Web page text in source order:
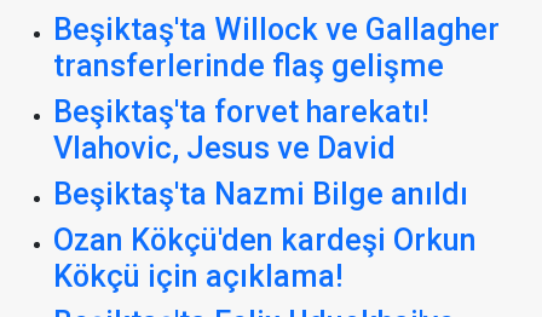
Beşiktaş'ta Willock ve Gallagher
transferlerinde flaş gelişme
Beşiktaş'ta forvet harekatı!
Vlahovic, Jesus ve David
Beşiktaş'ta Nazmi Bilge anıldı
Ozan Kökçü'den kardeşi Orkun
Kökçü için açıklama!